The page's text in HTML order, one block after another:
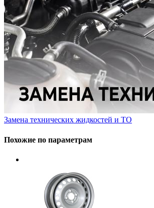
Замена технических жидкостей и ТО
Похожие по параметрам